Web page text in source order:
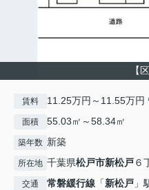
【
賃料 11.25万円～11.55万円
面積 55.03㎡～58.34㎡
築年数 新築
所在地 千葉県松戸市新松戸６
交通 常磐緩行線 「新松戸 」